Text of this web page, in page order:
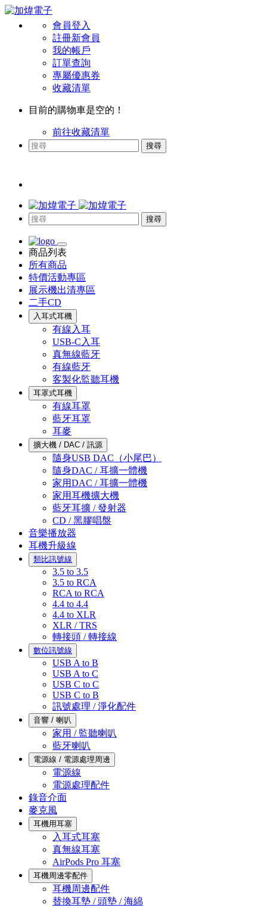
會員登入
註冊新會員
我的帳戶
訂單查詢
專屬優惠券
收藏清單
目前的購物車是空的！
前往收藏清單
搜尋
搜尋
商品列表
所有商品
特價活動專區
展示機出清專區
二手CD
入耳式耳機
有線入耳
USB-C入耳
真無線藍牙
有線藍牙
客製化監聽耳機
耳罩式耳機
有線耳罩
藍牙耳罩
耳麥
擴大機 / DAC / 訊源
隨身USB DAC（小尾巴）
隨身DAC / 耳擴一體機
家用DAC / 耳擴一體機
家用耳機擴大機
藍牙耳擴 / 發射器
CD / 黑膠唱盤
音樂播放器
耳機升級線
類比訊號線
3.5 to 3.5
3.5 to RCA
RCA to RCA
4.4 to 4.4
4.4 to XLR
XLR / TRS
轉接頭 / 轉接線
數位訊號線
USB A to B
USB A to C
USB C to C
USB C to B
訊號處理 / 淨化配件
音響 / 喇叭
家用 / 監聽喇叭
藍牙喇叭
電源線 / 電源處理周邊
電源線
電源處理配件
錄音介面
麥克風
耳機用耳塞
入耳式耳塞
真無線耳塞
AirPods Pro 耳塞
耳機周邊零配件
耳機周邊配件
替換耳墊 / 頭墊 / 海綿